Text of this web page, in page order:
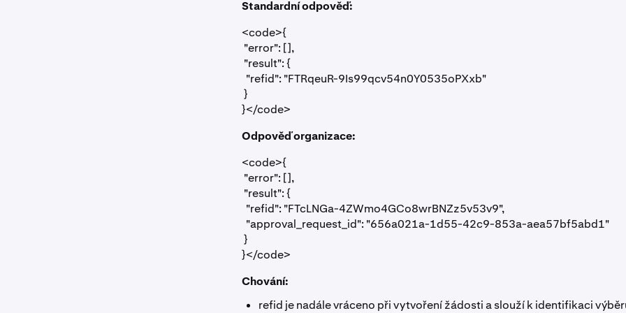
Standardní odpověď:
<code>{
"error": [],
"result": {
  "refid": "FTRqeuR-9Is99qcv54n0Y0535oPXxb"
}
}</code>
Odpověď organizace:
<code>{
"error": [],
"result": {
  "refid": "FTcLNGa-4ZWmo4GCo8wrBNZz5v53v9",
  "approval_request_id": "656a021a-1d55-42c9-853a-aea57bf5abd1"
}
}</code>
Chování:
refid je nadále vráceno při vytvoření žádosti a slouží k identifikaci